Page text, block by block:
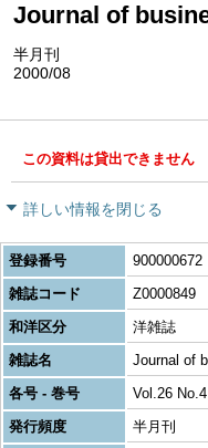
Journal of
半月刊
2000/08
この資料は貸出できません
詳しい情報を閉じる
登録番号
900000672
雑誌コード
Z0000849
和洋区分
洋雑誌
雑誌名
Journal of
各号 - 巻号
Vol.26
発行頻度
半月刊